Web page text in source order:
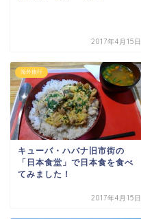
2017年4月15日
海外旅行
キューバ・ハバナ旧市街の
「日本食堂」で日本食を食べ
てみました！
2017年4月15日